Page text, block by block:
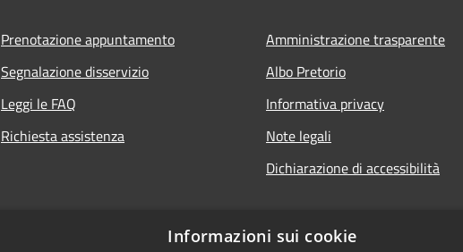
Prenotazione appuntamento
Segnalazione disservizio
Leggi le FAQ
Richiesta assistenza
Amministrazione trasparente
Albo Pretorio
Informativa privacy
Note legali
Dichiarazione di accessibilità
Informazioni sui cookie